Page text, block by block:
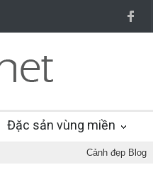
Đặc sản vùng miền
Cảnh đẹp Blog